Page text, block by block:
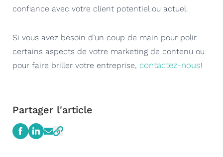
Partager l'article
confiance avec votre client potentiel ou actuel.
Si vous avez besoin d’un coup de main pour polir
certains aspects de votre marketing de contenu ou
pour faire briller votre entreprise, contactez-nous!